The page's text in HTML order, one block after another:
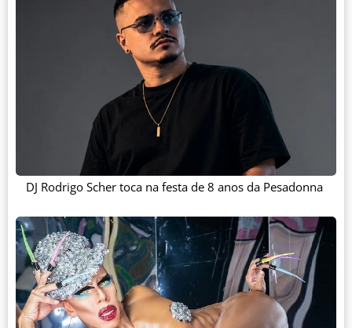
DJ Rodrigo Scher toca na festa de 8 anos da Pesadonna